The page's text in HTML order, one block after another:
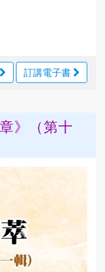
訂講電子書
》（第十